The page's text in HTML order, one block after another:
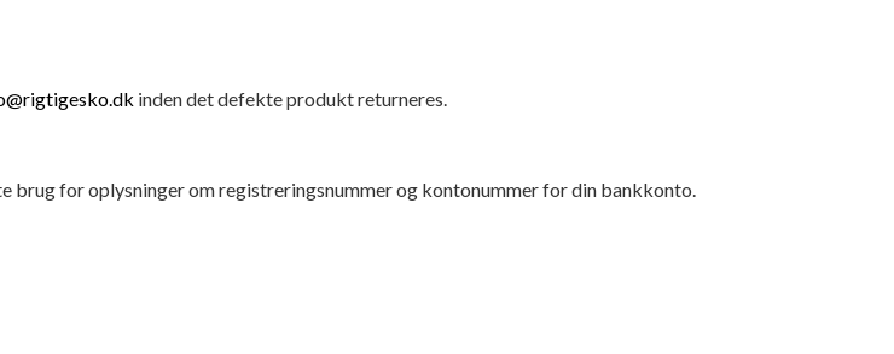
inden det defekte produkt returneres.
for oplysninger om registreringsnummer og kontonummer for din bankkonto.